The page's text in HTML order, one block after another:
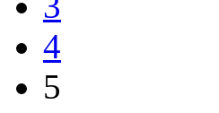
4
5